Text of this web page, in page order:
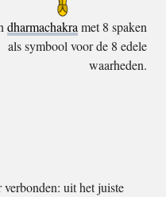
dharmachakramet 8 spaken
als symbool voor de 8 edele
waarheden.
uit het juiste